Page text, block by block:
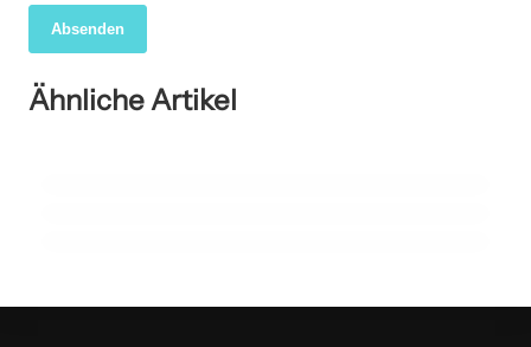
Absenden
Ähnliche Artikel
06. Mai 2025
Heilen mit Licht Luft und Kräutern – Ganzheitliche